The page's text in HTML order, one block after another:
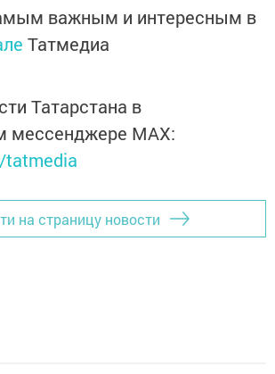
важным и интересным в
Татмедиа
Татарстана в
мессенджере MАХ:
на страницу новости